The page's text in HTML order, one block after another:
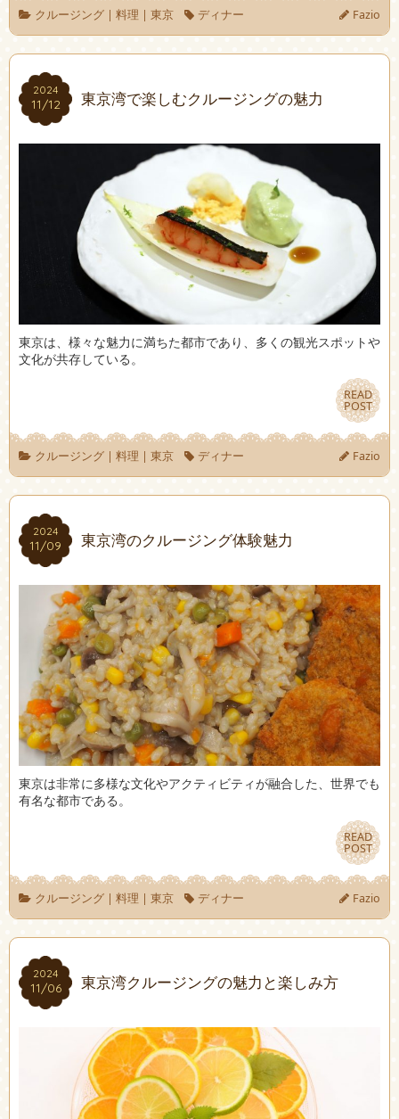
クルージング| 料理 | 東京 ディナー Fazio
2024
11/12
2024
11/12 東京湾で楽しむクルージングの魅力
東京は、様々な魅力に満ちた都市であり、多くの観光スポットや
文化が共存している。
READ
POST
READ
POST
クルージング| 料理| 東京 ディナー Fazio
2024
11/09
2024
11/09 東京湾のクルージング体験魅力
東京は非常に多様な文化やアクティビティが融合した、世界でも
有名な都市である。
READ
POST
READ
POST
クルージング| 料理 | 東京 ディナー Fazio
2024
11/06
2024
11/06 東京湾クルージングの魅力と楽しみ方